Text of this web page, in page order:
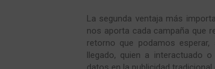
La segunda ventaja más
nos aporta cada campaña que
retorno que podamos
llegado, quien a interactuado